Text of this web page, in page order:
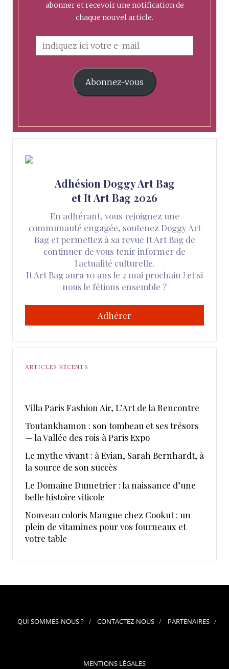
abonner et recevoir une notification de
chaque nouvel article.
Abonnez-vous
Adhésion Doggy Art Bag
et It Art Bag 2026
En adhérant, vous rejoignez une
communauté engagée, soutenez Doggy Art
Bag et permettez à sa revue It Art Bag de
continuer de vous tenir informer de
l'actualité culturelle.
It Art Bag aura 10 ans le 2 mai prochain ! et si
nous le fêtions ensemble ?
Adhérer
ARTICLES RÉCENTS
​Villa Paris Fashion Air, ​L’Art de la Rencontre
Toutankhamon : son tombeau et ses trésors
— la Vallée des rois à Paris Expo
Le mythe vivant : à Evian, Sarah Bernhardt, à
la source de son succès
Le Domaine Dumetrier : la naissance d’une
belle histoire viticole
Nouveau coloris Mangue chez Cookut : un
plein de vitamines pour vos fourneaux et
votre table
QUI SOMMES-NOUS ? CONTACTEZ-NOUS PARTENAIRES
MENTIONS LÉGALES